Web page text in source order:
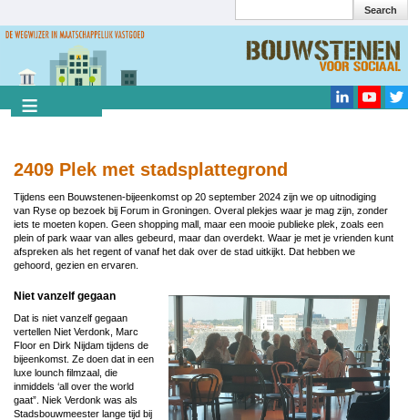
naar
gaan
Search
2409 Plek met stadsplattegrond
Tijdens een Bouwstenen-bijeenkomst op 20 september 2024 zijn we op uitnodiging
van Ryse op bezoek bij Forum in Groningen. Overal plekjes waar je mag zijn, zonder
iets te moeten kopen. Geen shopping mall, maar een mooie publieke plek, zoals een
plein of park waar van alles gebeurd, maar dan overdekt. Waar je met je vrienden kunt
afspreken als het regent of vanaf het dak over de stad uitkijkt. Dat hebben we
gehoord, gezien en ervaren.
Niet vanzelf gegaan
Dat is niet vanzelf gegaan
vertellen Niet Verdonk, Marc
Floor en Dirk Nijdam tijdens de
bijeenkomst. Ze doen dat in een
luxe lounch filmzaal, die
inmiddels ‘all over the world
gaat”. Niek Verdonk was als
Stadsbouwmeester lange tijd bij